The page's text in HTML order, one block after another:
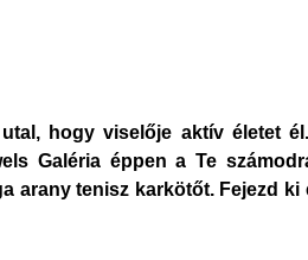
hogy viselője aktív életet
Galéria éppen a Te
arany tenisz karkötőt. Fejezd ki